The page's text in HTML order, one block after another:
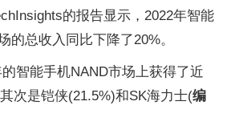
的报告显示，2022年智能
的总收入同比下降了20%。
智能手机NAND市场上获得了近
次是铠侠(21.5%)和SK海力士(编